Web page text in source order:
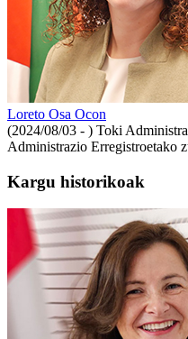
Loreto Osa Ocon
(2024/08/03 - ) Toki
Administrazio Erregistroetako
Kargu historikoak